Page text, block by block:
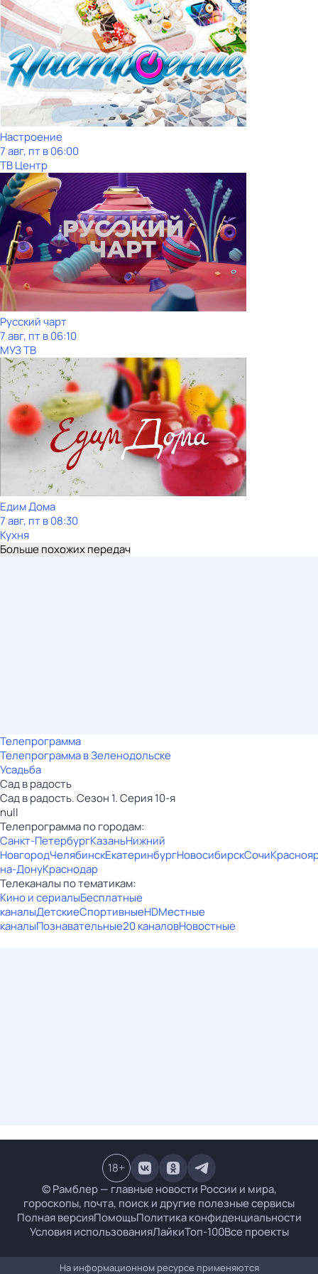
Настроение
7 авг, пт в 06:00
ТВ Центр
Рycский чарт
7 авг, пт в 06:10
МУЗ ТВ
Едим Дома
7 авг, пт в 08:30
Кухня
Больше похожих передач
Телепрограмма
Телепрограмма в Зеленодольске
Усадьба
Сад в радость
Сад в радость. Сезон 1. Серия 10-я
null
Телепрограмма по городам:
Санкт-ПетербургКазаньНижний
НовгородЧелябинскЕкатеринбургНовосибирскСочи
на-ДонуКраснодар
Телеканалы по тематикам:
Кино и сериалыБесплатные
каналыДетскиеСпортивныеHDМестные
каналыПознавательные20 каналовНовостные
© Рамблер — главные новости России и мира,
гороскопы, почта, поиск и другие полезные сервисы
Полная версияПомощьПолитика конфиденциальности
Условия использованияЛайкиТоп-100Все проекты
18+
На информационном ресурсе применяются